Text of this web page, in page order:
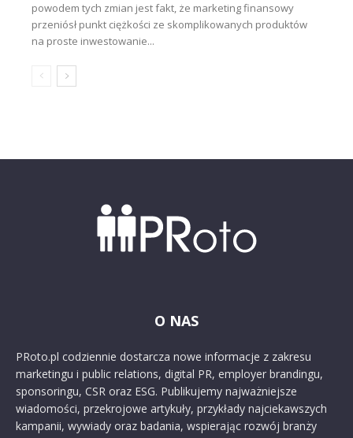
powodem tych zmian jest fakt, że marketing finansowy
przeniósł punkt ciężkości ze skomplikowanych produktów
na proste inwestowanie...
O NAS
PRoto.pl codziennie dostarcza nowe informacje z zakresu
marketingu i public relations, digital PR, employer brandingu,
sponsoringu, CSR oraz ESG. Publikujemy najważniejsze
wiadomości, przekrojowe artykuły, przykłady najciekawszych
kampanii, wywiady oraz badania, wspierając rozwój branży